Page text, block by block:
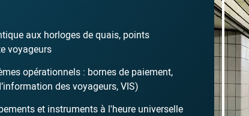
aux horloges de quais, points
voyageurs
opérationnels : bornes de paiement,
des voyageurs, VIS)
et instruments à l'heure universelle